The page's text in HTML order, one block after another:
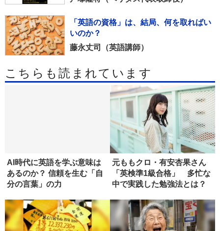
「英語の資格」は、結局、何を取ればい
いのか？
藤永丈司（英語講師）
こちらも読まれています
AI時代に英語を学ぶ意味は
あるのか？ 信頼を生む「自
分の言葉」の力
元ももクロ・有安杏果さん
「英検準1級合格」 多忙な
中で実践した勉強法とは？